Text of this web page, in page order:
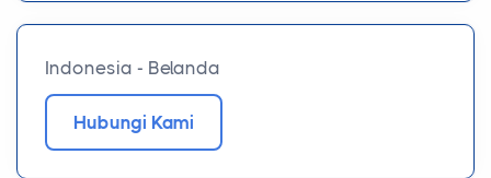
Indonesia - Belanda
Hubungi Kami